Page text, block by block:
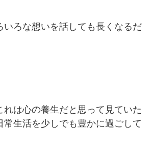
ろな想いを話しても長くなるだ
は心の養生だと思って見ていた
生活を少しでも豊かに過ごして